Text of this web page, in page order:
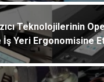
Teknolojilerinin
Yeri Ergonomisine